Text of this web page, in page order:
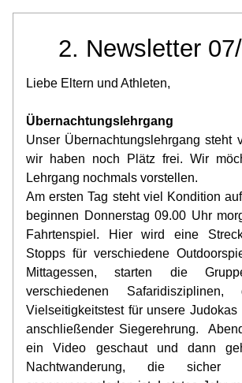
2. Newsletter
Liebe Eltern und Athleten,
Übernachtungslehrgang
Unser Übernachtungslehrgang steht
wir haben noch Plätz frei. Wir
Lehrgang nochmals vorstellen.
Am ersten Tag steht viel Kondition
beginnen Donnerstag 09.00 Uhr
Fahrtenspiel. Hier wird eine
Stopps für verschiedene
Mittagessen, starten die
verschiedenen
Vielseitigkeitstest für unsere Judokas
anschließender Siegerehrung.
ein Video geschaut und dann
Nachtwanderung, die sicher